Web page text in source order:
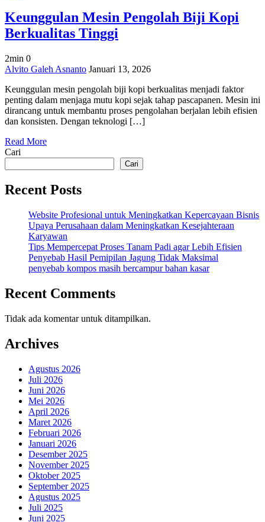
Keunggulan Mesin Pengolah Biji Kopi
Berkualitas Tinggi
2min 0
on
Mesin
Pengolah
Biji
Kopi
Tinggi
Alvito Galeh Asnanto Januari 13, 2026
Keunggulan mesin pengolah biji kopi berkualitas menjadi faktor
penting dalam menjaga mutu kopi sejak tahap pascapanen. Mesin ini
dirancang untuk membantu proses pengolahan berjalan lebih efisien
dan konsisten. Dengan teknologi […]
Read More
Cari
Cari
Recent Posts
Website Profesional untuk Meningkatkan Kepercayaan Bisnis
Upaya Perusahaan dalam Meningkatkan Kesejahteraan
Karyawan
Tips Mempercepat Proses Tanam Padi agar Lebih Efisien
Penyebab Hasil Pemipilan Jagung Tidak Maksimal
penyebab kompos masih bercampur bahan kasar
Recent Comments
Tidak ada komentar untuk ditampilkan.
Archives
Agustus 2026
Juli 2026
Juni 2026
Mei 2026
April 2026
Maret 2026
Februari 2026
Januari 2026
Desember 2025
November 2025
Oktober 2025
September 2025
Agustus 2025
Juli 2025
Juni 2025